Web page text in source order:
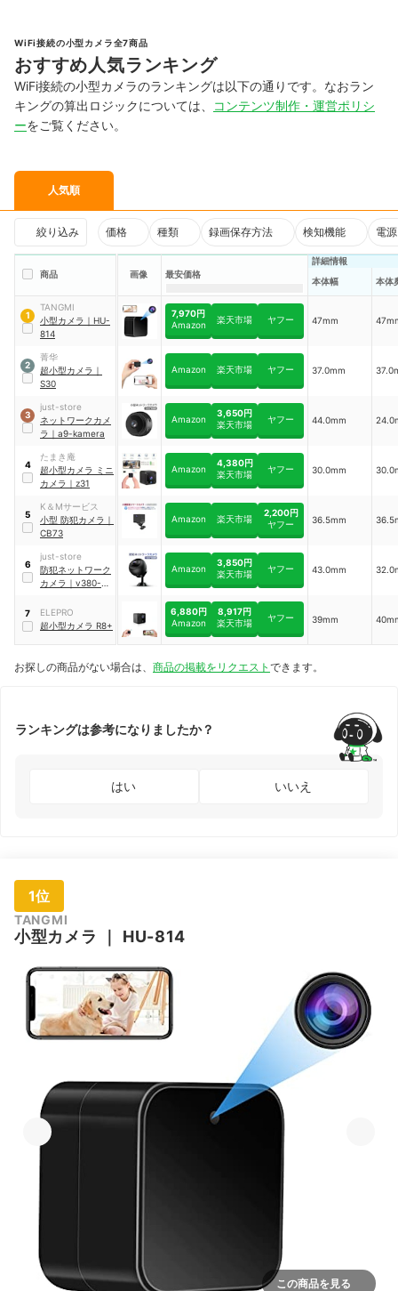
WiFi接続の小型カメラ全7商品
おすすめ人気ランキング
WiFi接続の小型カメラのランキングは以下の通りです。なおラン
キングの算出ロジックについては、
コンテンツ制作・運営ポリシ
ーをご覧ください。
人気順
絞り込み 価格 種類 録画保存方法 検知機能 電源
商品 画像 最安価格
詳細情報
本体幅
本体
1
TANGMI
小型カメラ ｜ ‎HU-
814
7,970円
Amazon
楽天市場 ヤフー 47mm
2
菁华
超小型カメラ ｜
S30
Amazon 楽天市場 ヤフー 37.0mm
3
just-store
ネットワークカメ
ラ ｜ a9-kamera
Amazon
3,650円
楽天市場
ヤフー 44.0mm
4
たまき庵
超小型カメラ ミニ
カメラ ｜ z31
Amazon
4,380円
楽天市場
ヤフー 30.0mm
5
K＆Mサービス
小型 防犯カメラ ｜
CB73
Amazon 楽天市場
2,200円
ヤフー
36.5mm
6
just-store
防犯ネットワーク
カメラ ｜ v380-
Amazon
3,850円
楽天市場
ヤフー 43.0mm
7
‎ELEPRO
超小型カメラ R8+
6,880円
Amazon
8,917円
楽天市場
ヤフー 39mm
お探しの商品がない場合は、 商品の掲載をリクエスト できます。
ランキングは参考になりましたか？
はい いいえ
1位
TANGMI
小型カメラ ｜ ‎HU-814
この商品を見る